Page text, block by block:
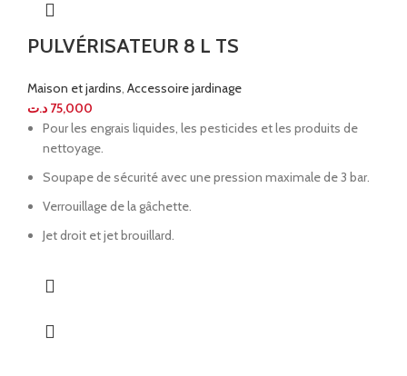
PULVÉRISATEUR 8 L TS
Maison et jardins, Accessoire jardinage
75,000 د.ت
Pour les engrais liquides, les pesticides et les produits de
nettoyage.
Soupape de sécurité avec une pression maximale de 3 bar.
Verrouillage de la gâchette.
Jet droit et jet brouillard.